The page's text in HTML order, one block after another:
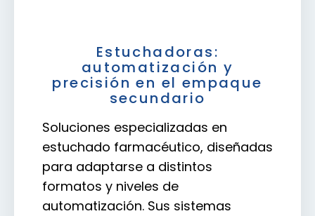
Estuchadoras:
automatización y
precisión en el empaque
secundario
Soluciones especializadas en
estuchado farmacéutico, diseñadas
para adaptarse a distintos
formatos y niveles de
automatización. Sus sistemas